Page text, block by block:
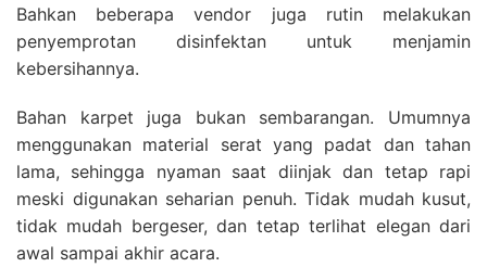
Bahkan beberapa vendor juga rutin melakukan
penyemprotan disinfektan untuk menjamin
kebersihannya.
Bahan karpet juga bukan sembarangan. Umumnya
menggunakan material serat yang padat dan tahan
lama, sehingga nyaman saat diinjak dan tetap rapi
meski digunakan seharian penuh. Tidak mudah kusut,
tidak mudah bergeser, dan tetap terlihat elegan dari
awal sampai akhir acara.